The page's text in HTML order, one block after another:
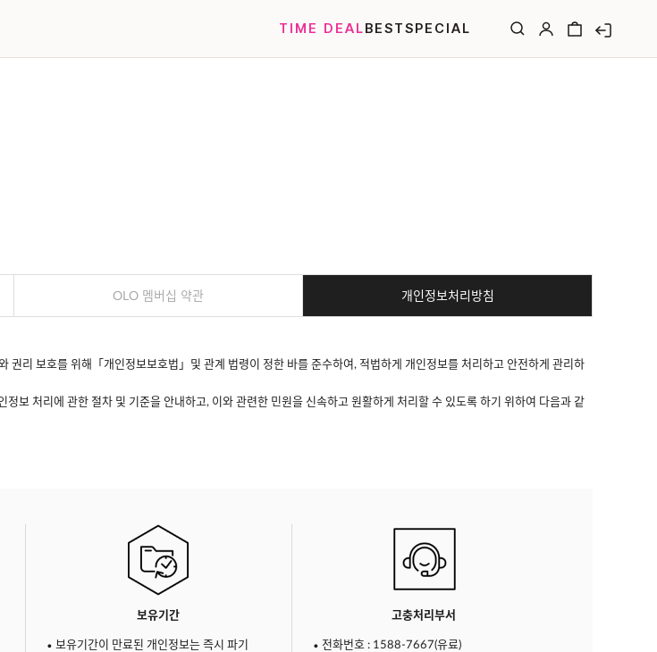
TIME DEALBESTSPECIAL
OLO 멤버십 약관 개인정보처리방침
권리 보호를 위해「개인정보보호법」및 관계 법령이 정한 바를 준수하여, 적법하게 개인정보를 처리하고 안전하게 관리하
보 처리에 관한 절차 및 기준을 안내하고, 이와 관련한 민원을 신속하고 원활하게 처리할 수 있도록 하기 위하여 다음과 같
보유기간
보유기간이 만료된 개인정보는 즉시 파기
고충처리부서
전화번호 : 1588-7667(유료)